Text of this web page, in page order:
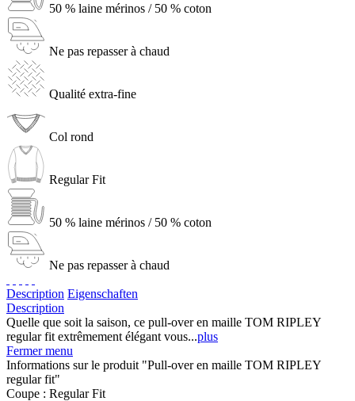
50 % laine mérinos / 50 % coton
Ne pas repasser à chaud
Qualité extra-fine
Col rond
Regular Fit
50 % laine mérinos / 50 % coton
Ne pas repasser à chaud
Description Eigenschaften
Description
Quelle que soit la saison, ce pull-over en maille TOM RIPLEY
regular fit extrêmement élégant vous...plus
Fermer menu
Informations sur le produit "Pull-over en maille TOM RIPLEY
regular fit"
Coupe : Regular Fit